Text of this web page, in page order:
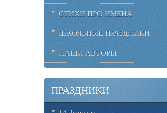
СТИХИ ПРО ИМЕНА
ШКОЛЬНЫЕ ПРАЗДНИКИ
НАШИ АВТОРЫ
ПРАЗДНИКИ